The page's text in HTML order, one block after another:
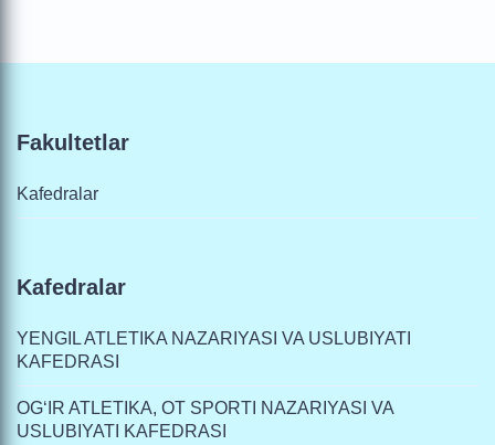
Fakultetlar
Kafedralar
Kafedralar
YENGIL ATLETIKA NAZARIYASI VA USLUBIYATI
KAFEDRASI
OG‘IR ATLETIKA, OT SPORTI NAZARIYASI VA
USLUBIYATI KAFEDRASI